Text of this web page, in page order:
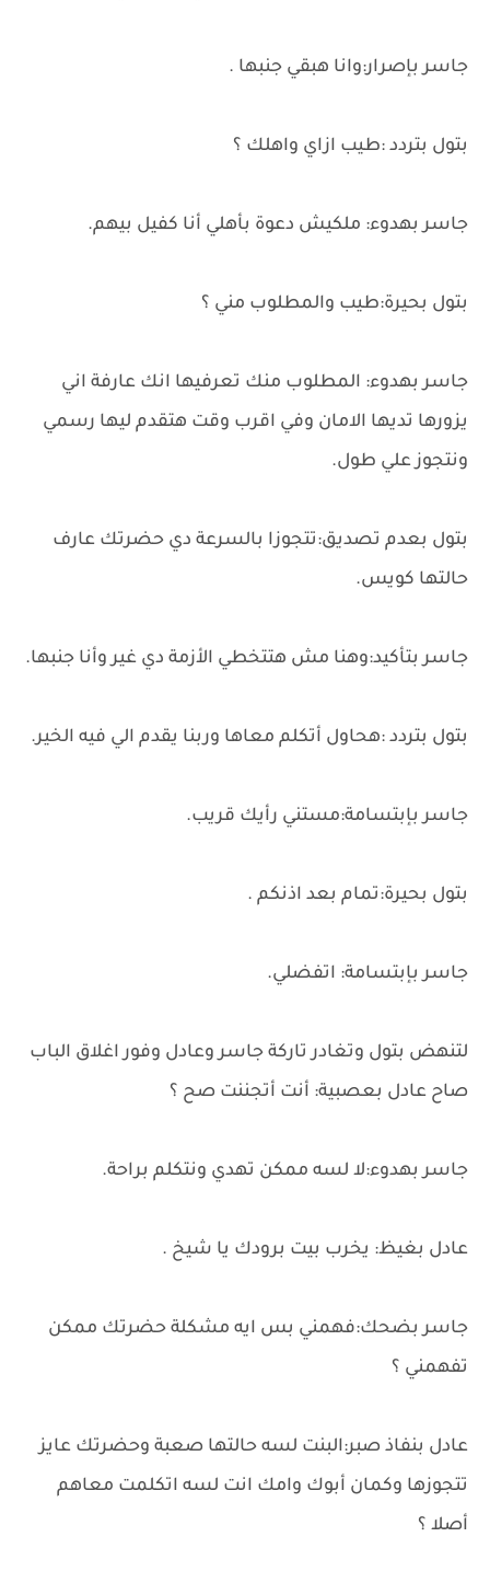
جاسر بإصرار:وانا هبقي جنبها .
بتول بتردد :طيب ازاي واهلك ؟
جاسر بهدوء: ملكيش دعوة بأهلي أنا كفيل بيهم.
بتول بحيرة:طيب والمطلوب مني ؟
جاسر بهدوء: المطلوب منك تعرفيها انك عارفة اني
يزورها تديها الامان وفي اقرب وقت هتقدم ليها رسمي
ونتجوز علي طول.
بتول بعدم تصديق:تتجوزا بالسرعة دي حضرتك عارف
حالتها كويس.
جاسر بتأكيد:وهنا مش هتتخطي الأزمة دي غير وأنا جنبها.
بتول بتردد :هحاول أتكلم معاها وربنا يقدم الي فيه الخير.
جاسر بإبتسامة:مستني رأيك قريب.
بتول بحيرة:تمام بعد اذنكم .
جاسر بإبتسامة: اتفضلي.
لتنهض بتول وتغادر تاركة جاسر وعادل وفور اغلاق الباب
صاح عادل بعصبية: أنت أتجننت صح ؟
جاسر بهدوء:لا لسه ممكن تهدي ونتكلم براحة.
عادل بغيظ: يخرب بيت برودك يا شيخ .
جاسر بضحك:فهمني بس ايه مشكلة حضرتك ممكن
تفهمني ؟
عادل بنفاذ صبر:البنت لسه حالتها صعبة وحضرتك عايز
تتجوزها وكمان أبوك وامك انت لسه اتكلمت معاهم
أصلا ؟